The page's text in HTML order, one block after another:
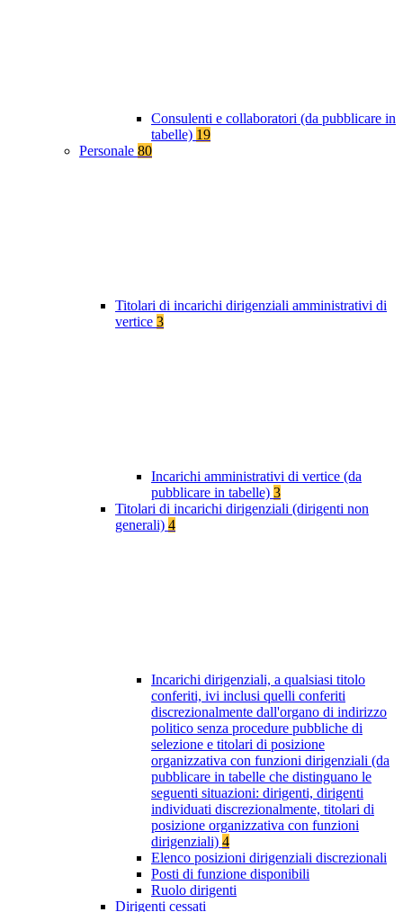
Consulenti e collaboratori (da pubblicare in
tabelle) 19
Personale 80
Titolari di incarichi dirigenziali amministrativi di
vertice 3
Incarichi amministrativi di vertice (da
pubblicare in tabelle) 3
Titolari di incarichi dirigenziali (dirigenti non
generali) 4
Incarichi dirigenziali, a qualsiasi titolo
conferiti, ivi inclusi quelli conferiti
discrezionalmente dall'organo di indirizzo
politico senza procedure pubbliche di
selezione e titolari di posizione
organizzativa con funzioni dirigenziali (da
pubblicare in tabelle che distinguano le
seguenti situazioni: dirigenti, dirigenti
individuati discrezionalmente, titolari di
posizione organizzativa con funzioni
dirigenziali) 4
Elenco posizioni dirigenziali discrezionali
Posti di funzione disponibili
Ruolo dirigenti
Dirigenti cessati